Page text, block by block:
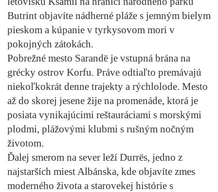
Butrint objavíte nádherné pláže s jemným bielym
pieskom a kúpanie v tyrkysovom mori v
pokojných zátokách.
Pobrežné mesto Sarandë je vstupná brána na
grécky ostrov Korfu. Práve odtiaľto premávajú
niekoľkokrát denne trajekty a rýchlolode. Mesto
až do skorej jesene žije na promenáde, ktorá je
posiata vynikajúcimi reštauráciami s morskými
plodmi, plážovými klubmi s rušným nočným
životom.
Ďalej smerom na sever leží Durrës, jedno z
najstarších miest Albánska, kde objavíte zmes
moderného života a starovekej histórie s